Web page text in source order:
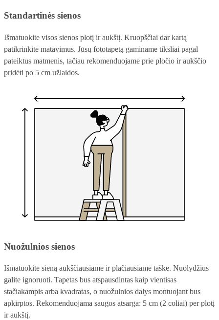
Standartinės sienos
Išmatuokite visos sienos plotį ir aukštį. Kruopščiai dar kartą
patikrinkite matavimus. Jūsų fototapetą gaminame tiksliai pagal
pateiktus matmenis, tačiau rekomenduojame prie pločio ir aukščio
pridėti po 5 cm užlaidos.
Nuožulnios sienos
Išmatuokite sieną aukščiausiame ir plačiausiame taške. Nuolydžius
galite ignoruoti. Tapetas bus atspausdintas kaip vientisas
stačiakampis arba kvadratas, o nuožulnios dalys montuojant bus
apkirptos. Rekomenduojama saugos atsarga: 5 cm (2 coliai) per plotį
ir aukštį.